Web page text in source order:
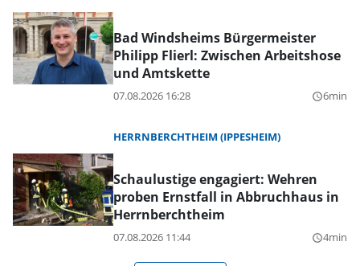
Bad Windsheims Bürgermeister
Philipp Flierl: Zwischen Arbeitshose
und Amtskette
07.08.2026 16:28 query_builder6min
HERRNBERCHTHEIM (IPPESHEIM)
Schaulustige engagiert: Wehren
proben Ernstfall in Abbruchhaus in
Herrnberchtheim
07.08.2026 11:44 query_builder4min